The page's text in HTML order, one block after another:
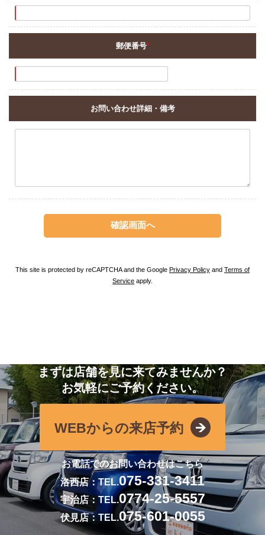
郵便番号*
お問い合わせ詳細・備考
This site is protected by reCAPTCHA and the Google Privacy Policy and Terms of
Service apply.
まずは店舗を見に来てみませんか？
お気軽にご予約ください。
WEBからの来店予約
お電話でのお問い合わせはこちら
洛西店：TEL.075-331-3411
宇治店：TEL.0774-25-5557
伏見店：TEL.075-601-0055